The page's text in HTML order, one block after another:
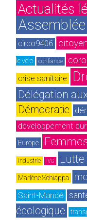
Actualités
circo9406
le vélo confiance
crise sanitaire
Délégation
Démocratie
développement
Europe
industrie IVG Lutte
Marlène Schiappa
Saint-Mandé
écologique